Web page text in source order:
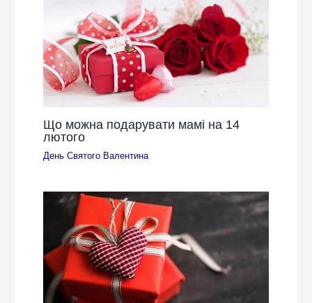
Що можна подарувати мамі на 14
лютого
День Святого Валентина